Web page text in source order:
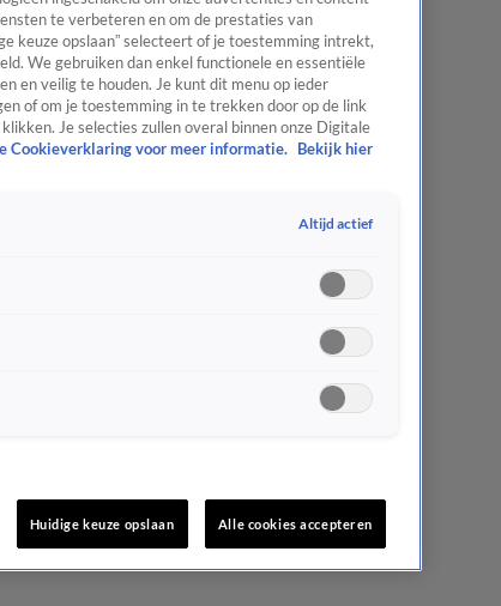
te verbeteren en om de prestaties van
keuze opslaan” selecteert of je toestemming intrekt,
We gebruiken dan enkel functionele en essentiële
en veilig te houden. Je kunt dit menu op ieder
of om je toestemming in te trekken door op de link
Je selecties zullen overal binnen onze Digitale
Cookieverklaring voor meer informatie.
Bekijk hier
Altijd actief
Huidige keuze opslaan Alle cookies accepteren